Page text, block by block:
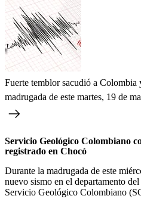
Fuerte temblor sacudió a Colombia
madrugada de este martes, 19 de
Servicio Geológico Colombiano
registrado en Chocó
Durante la madrugada de este
nuevo sismo en el departamento
Servicio Geológico Colombiano